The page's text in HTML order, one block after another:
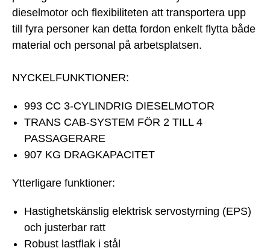
dieselmotor och flexibiliteten att transportera upp
till fyra personer kan detta fordon enkelt flytta både
material och personal på arbetsplatsen.
NYCKELFUNKTIONER:
993 CC 3-CYLINDRIG DIESELMOTOR
TRANS CAB-SYSTEM FÖR 2 TILL 4
PASSAGERARE
907 KG DRAGKAPACITET
Ytterligare funktioner:
Hastighetskänslig elektrisk servostyrning (EPS)
och justerbar ratt
Robust lastflak i stål